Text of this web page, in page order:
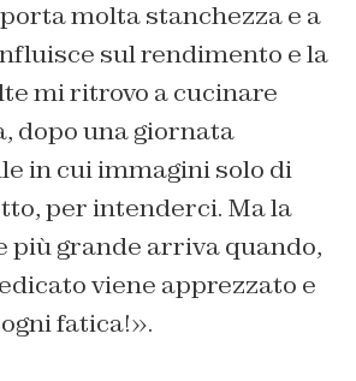
molta stanchezza e a
sul rendimento e la
mi ritrovo a cucinare
dopo una giornata
in cui immagini solo di
per intenderci. Ma la
più grande arriva quando,
viene apprezzato e
fatica!».